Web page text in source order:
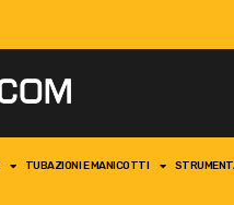
TUBAZIONI E MANICOTTI